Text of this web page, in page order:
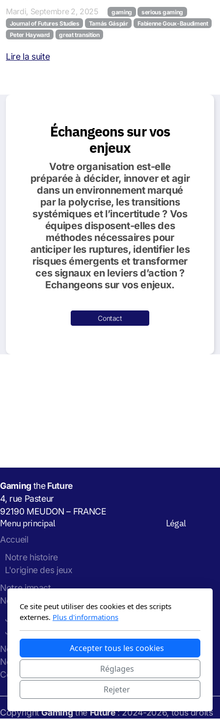
Mardi, Septembre 2, 2025 gaming
serious gaming
Journal of Futures Studies
Tamás Gáspár
Fabienne Goux-Baudiment
Peter Hayward
great transition
Lire la suite
Échangeons sur vos
enjeux
Votre organisation est-elle
préparée à décider, innover et agir
dans un environnement marqué
par la polycrise, les transitions
systémiques et l’incertitude ? Vos
équipes disposent-elles des
méthodes nécessaires pour
anticiper les ruptures, identifier les
risques émergents et transformer
ces signaux en leviers d’action ?
Echangeons sur vos enjeux.
Contact
Gaming theFuture
4, rue Pasteur
92190 MEUDON – FRANCE
Menu principal
Accueil
Notre histoire
L'origine des jeux
Notre impact
Nos Jeux
Jeu de la Grande Transition
Jeu de la Polycrise
Nos ateliers
Notre blog
Contact
Légal
CopyrightGamingtheFuture: 2024-2026, tous droits
Ce site peut utiliser des cookies et des scripts
externes. Plus d'informations
Accepter tous les cookies
Réglages
Rejeter